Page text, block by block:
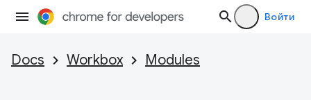
Войти
Docs Workbox Modules